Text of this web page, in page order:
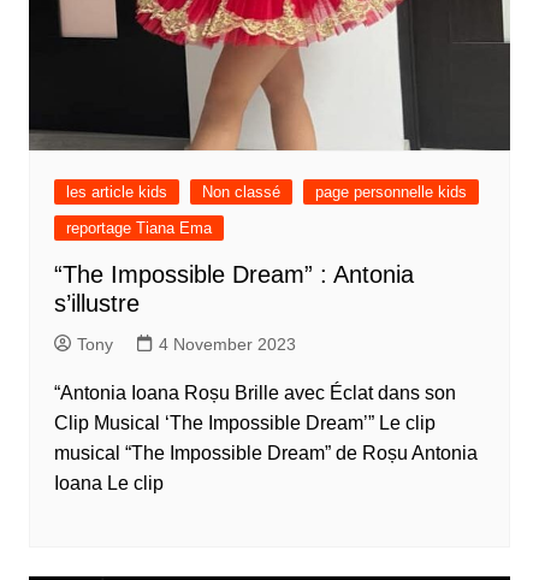
les article kids Non classé
page personnelle kids
reportage Tiana Ema
“The Impossible Dream” : Antonia
s’illustre
Tony 4 November 2023
“Antonia Ioana Roșu Brille avec Éclat dans son
Clip Musical ‘The Impossible Dream’” Le clip
musical “The Impossible Dream” de Roșu Antonia
Ioana Le clip